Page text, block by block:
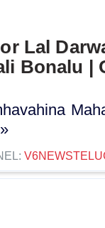
Lal
Bonalu |